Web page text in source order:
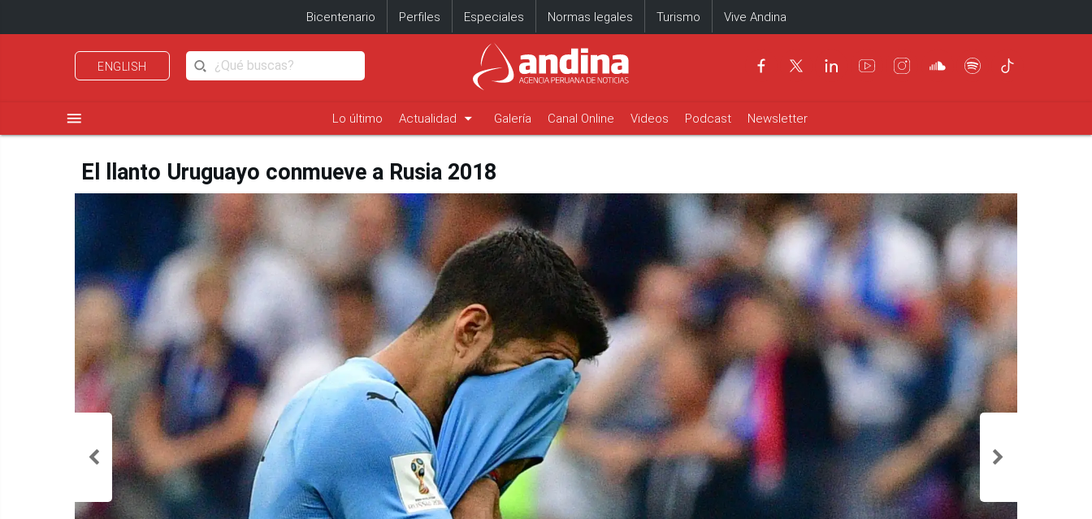
Bicentenario Perfiles Especiales Normas legales Turismo Vive Andina
ENGLISH
menu Lo último Actualidad arrow_drop_down Galería Canal Online Videos Podcast Newsletter
El llanto Uruguayo conmueve a Rusia 2018